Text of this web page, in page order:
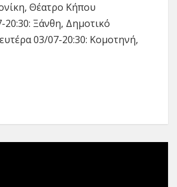
Θέατρο Κήπου
20:30: Ξάνθη, Δημοτικό
03/07-20:30: Κομοτηνή,